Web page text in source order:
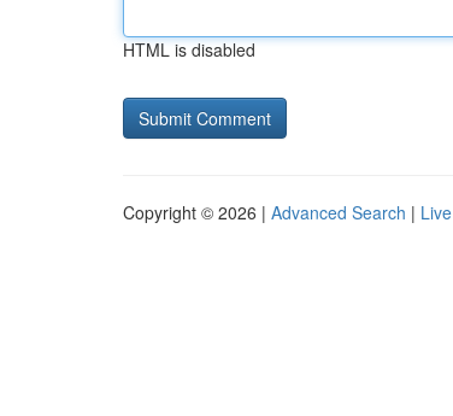
HTML is disabled
Copyright © 2026 | Advanced Search | Live